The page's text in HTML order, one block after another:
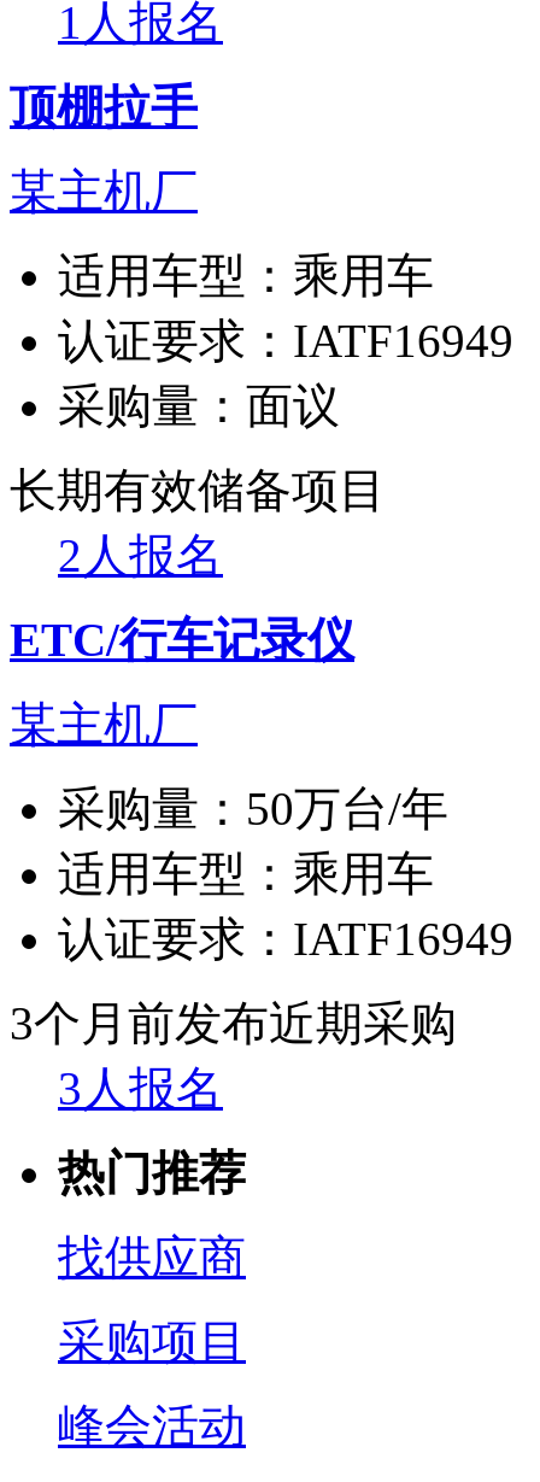
1人报名
顶棚拉手
某主机厂
适用车型： 乘用车
认证要求： IATF16949
采购量： 面议
长期有效储备项目
2人报名
ETC/行车记录仪
某主机厂
采购量： 50万台/年
适用车型： 乘用车
认证要求： IATF16949
3个月前发布近期采购
3人报名
热门推荐
找供应商
采购项目
峰会活动